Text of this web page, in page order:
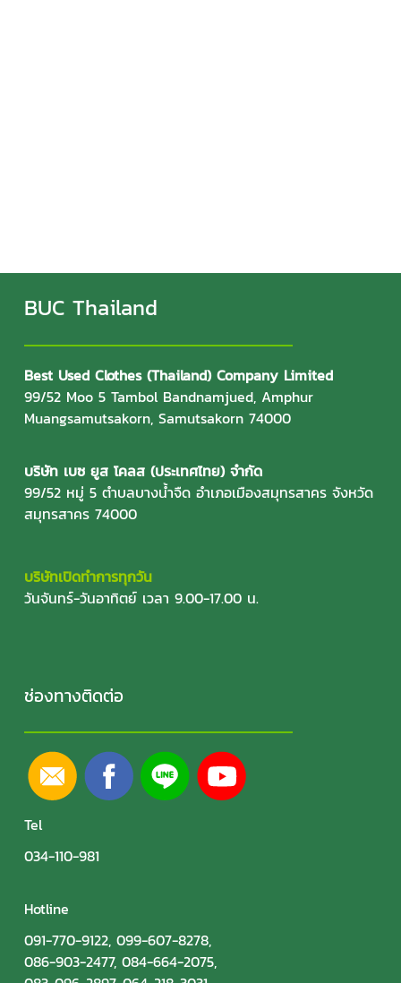
BUC Thailand
Best Used Clothes (Thailand) Company Limited
99/52 Moo 5 Tambol Bandnamjued, Amphur
Muangsamutsakorn, Samutsakorn 74000
บริษัท เบซ ยูส โคลส (ประเทศไทย) จำกัด
99/52 หมู่ 5 ตำบลบางน้ำจืด อำเภอเมืองสมุทรสาคร จังหวัด
สมุทรสาคร 74000
บริษัทเปิดทำการทุกวัน
วันจันทร์-วันอาทิตย์ เวลา 9.00-17.00 น.
ช่องทางติดต่อ
Tel
034-110-981
Hotline
091-770-9122, 099-607-8278,
086-903-2477, 084-664-2075,